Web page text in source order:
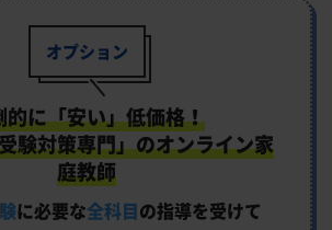
オプション
的に「安い」低価格！
験対策専門」のオンライン家
庭教師
に必要な全科目の指導を受けて